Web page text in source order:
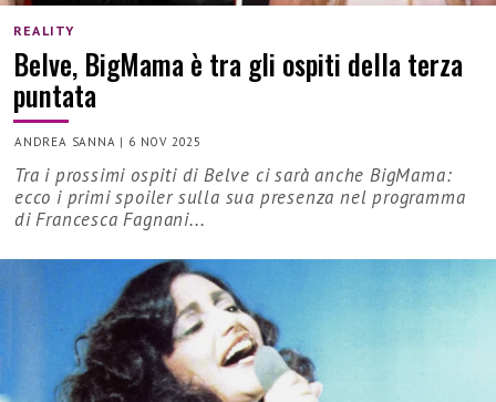
REALITY
Belve, BigMama è tra gli ospiti della terza
puntata
ANDREA SANNA | 6 NOV 2025
Tra i prossimi ospiti di Belve ci sarà anche BigMama:
ecco i primi spoiler sulla sua presenza nel programma
di Francesca Fagnani...